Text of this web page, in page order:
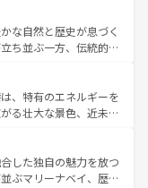
な魅力を心ゆくまで味
、新着の韓国情報はコンテンツ一
ノイの古い町並みやホ
物も、独特の雰囲気を
の豊かさとおいしさで
ムコーヒーなどは、ぜ
れてもあたたかい人々
と忘れられない旅にな
な自然と歴史が息づく
ち並ぶ一方、伝統的な
ェンマイなどの山岳地
ケットやクラビの美し
とができる。タイ料理
季節にも異なる楽しみ
人々、仏教を中心とし
訪れる旅人を魅了し続
、特有のエネルギーを
る壮大な景色、近未来
観光スポットが密集し
のも魅力。息をのむよ
港を存分に楽しみ尽く
した独自の魅力を放つ
ぶマリーナベイ、歴史